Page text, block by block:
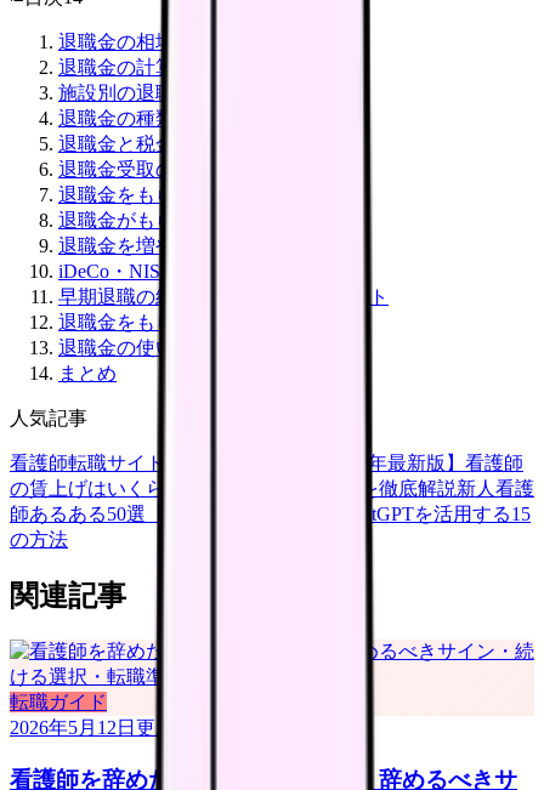
退職金の相場(勤続年数別)
退職金の計算方法
施設別の退職金制度
退職金の種類
退職金と税金
退職金受取のタイミング
退職金をもらうための 5 条件
退職金がもらえないケース
退職金を増やす方法
iDeCo・NISA との併用
早期退職の経済メリット・デメリット
退職金をもらう時の手続き
退職金の使い道
まとめ
人気記事
看護師転職サイトランキングTOP5【2026年最新版】 看護師
の賃上げはいくら？2026年度の最新情報を徹底解説新人看護
師あるある50選【共感必至】
看護師がChatGPTを活用する15
の方法
関連記事
転職ガイド
2026年5月12日 更新
看護師を辞めたい時の完全ガイド｜辞めるべきサ